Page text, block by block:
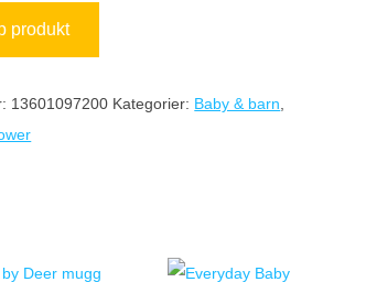
produkt
13601097200 Kategorier: Baby & barn